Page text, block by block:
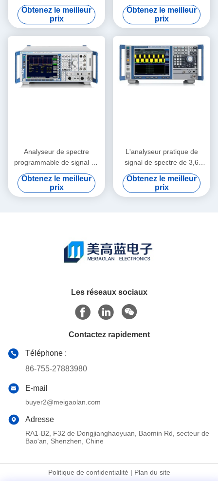
2Hz-50GHz d'occasion
Obtenez le meilleur
prix
analyseur pratique de signal
de réseau
Obtenez le meilleur
prix
Analyseur de spectre
programmable de signal de
rf Rohde et Schwarz FSQ40
Obtenez le meilleur
prix
L'analyseur pratique de
signal de spectre de 3,6
gigahertz a employé R&S
FSV3 pour la LED
Obtenez le meilleur
prix
Les réseaux sociaux
Contactez rapidement
Téléphone :
86-755-27883980
E-mail
buyer2@meigaolan.com
Adresse
RA1-B2, F32 de Dongjianghaoyuan, Baomin Rd, secteur de
Bao'an, Shenzhen, Chine
Politique de confidentialité | Plan du site